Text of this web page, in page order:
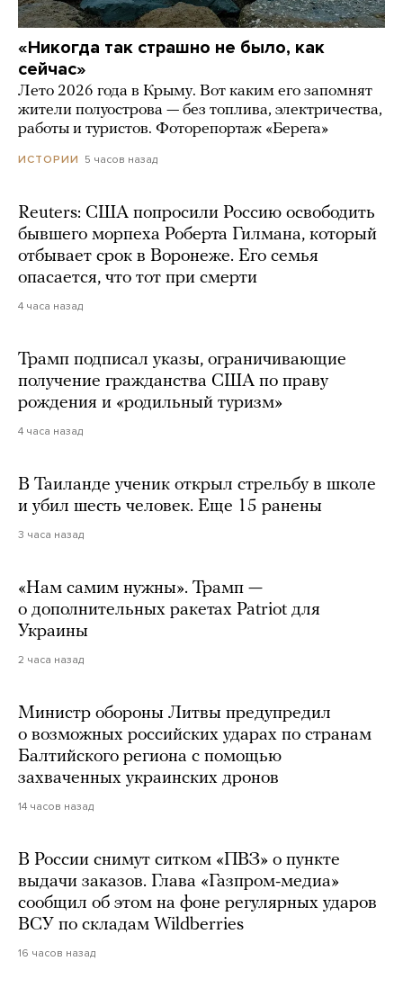
«Никогда так страшно не было, как
сейчас»
Лето 2026 года в Крыму. Вот каким его запомнят
жители полуострова — без топлива, электричества,
работы и туристов. Фоторепортаж «Берега»
ИСТОРИИ 5 часов назад
Reuters: США попросили Россию освободить
бывшего морпеха Роберта Гилмана, который
отбывает срок в Воронеже. Его семья
опасается, что тот при смерти
4 часа назад
Трамп подписал указы, ограничивающие
получение гражданства США по праву
рождения и «родильный туризм»
4 часа назад
В Таиланде ученик открыл стрельбу в школе
и убил шесть человек. Еще 15 ранены
3 часа назад
«Нам самим нужны». Трамп —
о дополнительных ракетах Patriot для
Украины
2 часа назад
Министр обороны Литвы предупредил
о возможных российских ударах по странам
Балтийского региона с помощью
захваченных украинских дронов
14 часов назад
В России снимут ситком «ПВЗ» о пункте
выдачи заказов. Глава «Газпром-медиа»
сообщил об этом на фоне регулярных ударов
ВСУ по складам Wildberries
16 часов назад